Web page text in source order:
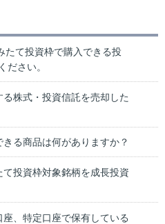
たて投資枠で購入できる投
ださい。
る株式・投資信託を売却した
きる商品は何がありますか？
て投資枠対象銘柄を成長投資
座、特定口座で保有している